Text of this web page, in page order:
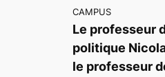
CAMPUS
Le professeur
politique
le professeur